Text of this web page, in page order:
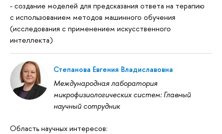
- создание моделей для предсказания ответа на терапию
с использованием методов машинного обучения
(исследования с применением искусственного
интеллекта)
Степанова Евгения Владиславовна
Международная лаборатория
микрофизиологических систем: Главный
научный сотрудник
Область научных интересов: